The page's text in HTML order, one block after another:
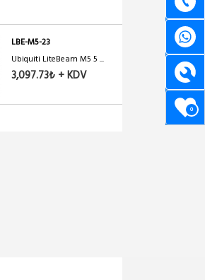
0
LBE-M5-23
Ubiquiti LiteBeam M5 5 ...
3,097.73₺ + KDV